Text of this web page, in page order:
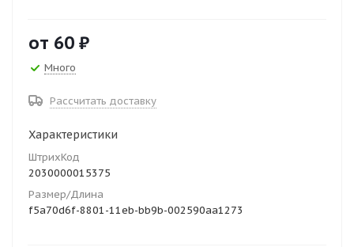
от 60 ₽
Много
Рассчитать доставку
Характеристики
ШтрихКод
2030000015375
Размер/Длина
f5a70d6f-8801-11eb-bb9b-002590aa1273